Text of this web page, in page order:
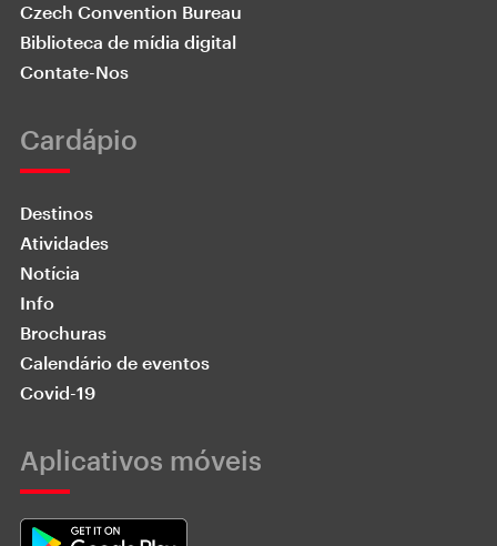
Czech Convention Bureau
Biblioteca de mídia digital
Contate-Nos
Cardápio
Destinos
Atividades
Notícia
Info
Brochuras
Calendário de eventos
Covid-19
Aplicativos móveis